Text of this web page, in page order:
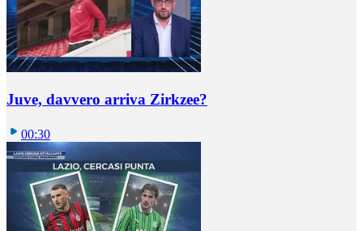
Juve, davvero arriva Zirkzee?
00:30